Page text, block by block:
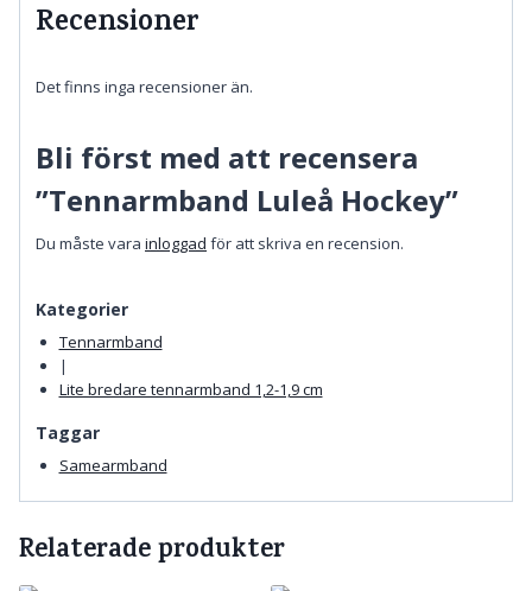
Recensioner
Det finns inga recensioner än.
Bli först med att recensera
”Tennarmband Luleå Hockey”
Du måste vara inloggad för att skriva en recension.
Kategorier
Tennarmband
|
Lite bredare tennarmband 1,2-1,9 cm
Taggar
Samearmband
Relaterade produkter